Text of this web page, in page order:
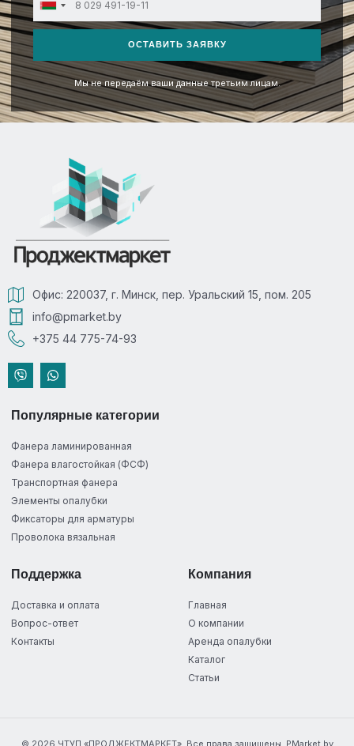
Belarus
+375
ОСТАВИТЬ ЗАЯВКУ
Мы не передаём ваши данные третьим лицам.
Офис: 220037, г. Минск, пер. Уральский 15, пом. 205
info@pmarket.by
+375 44 775-74-93
Популярные категории
Фанера ламинированная
Фанера влагостойкая (ФСФ)
Транспортная фанера
Элементы опалубки
Фиксаторы для арматуры
Проволока вязальная
Поддержка
Доставка и оплата
Вопрос-ответ
Контакты
Компания
Главная
О компании
Аренда опалубки
Каталог
Статьи
© 2026 ЧТУП «ПРОДЖЕКТМАРКЕТ». Все права защищены. PMarket.by